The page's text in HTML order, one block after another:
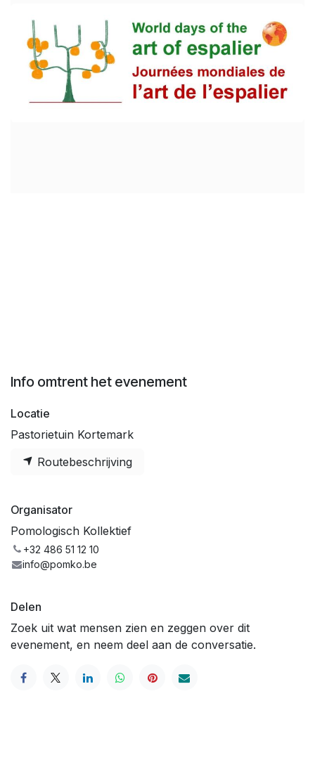
Info omtrent het evenement
Locatie
Pastorietuin Kortemark
Routebeschrijving
Organisator
Pomologisch Kollektief
+32 486 51 12 10
info@pomko.be
Delen
Zoek uit wat mensen zien en zeggen over dit
evenement, en neem deel aan de conversatie.